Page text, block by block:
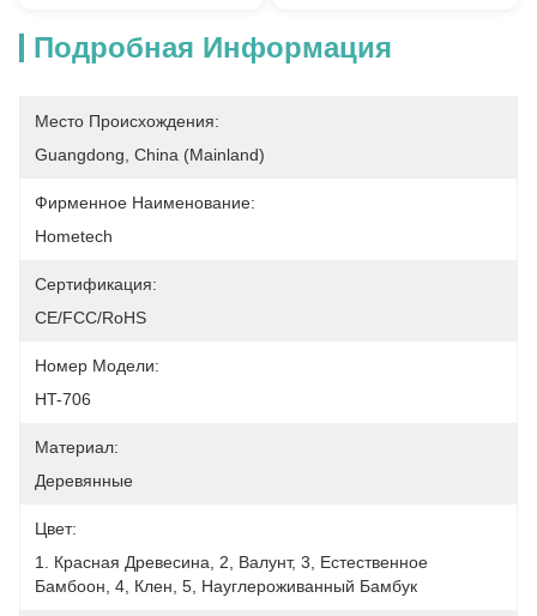
Подробная Информация
Место Происхождения:
Guangdong, China (Mainland)
Фирменное Наименование:
Hometech
Сертификация:
CE/FCC/RoHS
Номер Модели:
HT-706
Материал:
Деревянные
Цвет:
1. Красная Древесина, 2, Валунт, 3, Естественное
Бамбоон, 4, Клен, 5, Науглероживанный Бамбук